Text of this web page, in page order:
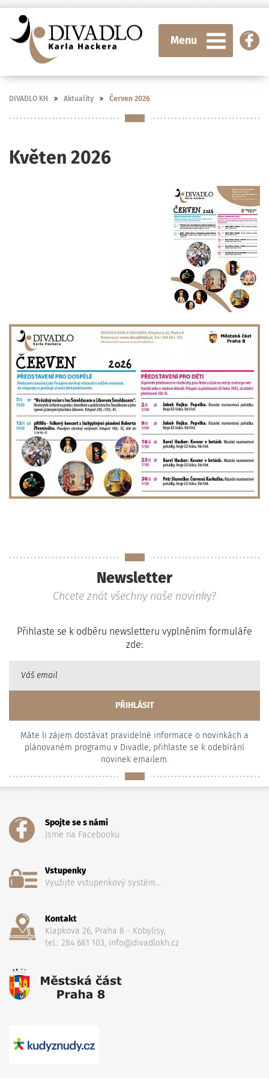
Menu
DIVADLO KH Aktuality Červen 2026
Květen 2026
Newsletter
Chcete znát všechny naše novinky?
Přihlaste se k odběru newsletteru vyplněním formuláře
zde:
Máte li zájem dostávat pravidelné informace o novinkách a
plánovaném programu v Divadle, přihlaste se k odebírání
novinek emailem.
Spojte se s námi
Jsme na Facebooku
Vstupenky
Využijte vstupenkový systém...
Kontakt
Klapkova 26, Praha 8 - Kobylisy,
tel.: 284 681 103, info@divadlokh.cz